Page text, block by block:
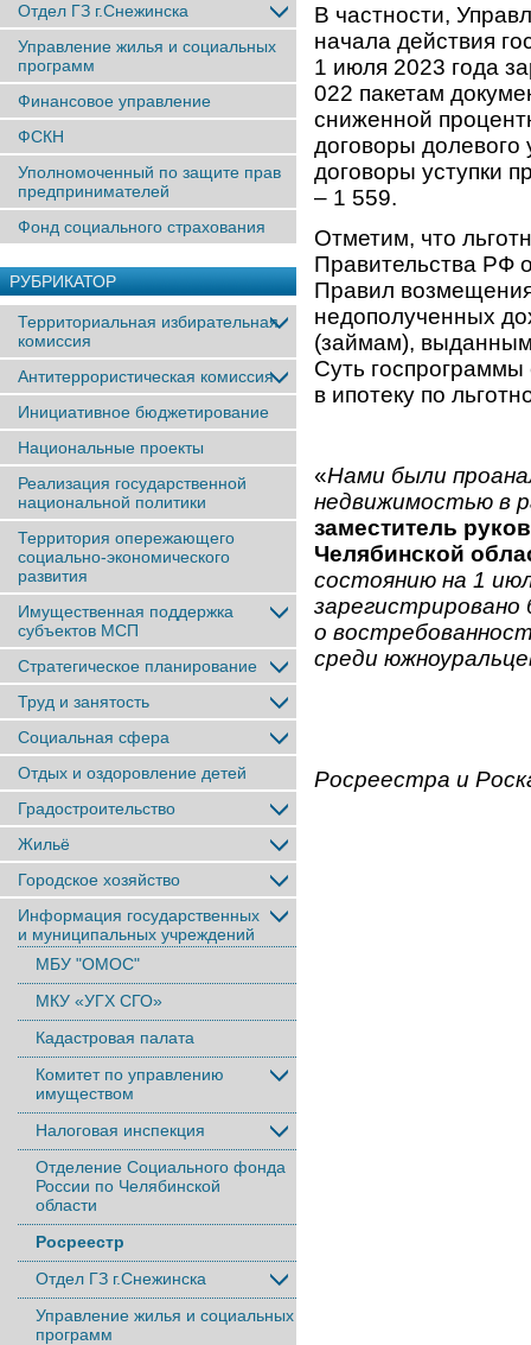
Отдел ГЗ г.Снежинска
Управление жилья и социальных
программ
Финансовое управление
ФСКН
Уполномоченный по защите прав
предпринимателей
Фонд социального страхования
РУБРИКАТОР
Территориальная избирательная
комиссия
Антитеррористическая комиссия
Инициативное бюджетирование
Национальные проекты
Реализация государственной
национальной политики
Территория опережающего
социально-экономического
развития
Имущественная поддержка
субъектов МСП
Стратегическое планирование
Труд и занятость
Социальная сфера
Отдых и оздоровление детей
Градостроительство
Жильё
Городское хозяйство
Информация государственных
и муниципальных учреждений
МБУ "ОМОС"
МКУ «УГХ СГО»
Кадастровая палата
Комитет по управлению
имуществом
Налоговая инспекция
Отделение Социального фонда
России по Челябинской
области
Росреестр
Отдел ГЗ г.Снежинска
Управление жилья и социальных
программ
В частности,
начала действия
1 июля 2023 года
022 пакетам
сниженной
договоры долевого
договоры уступки
– 1 559.
Отметим, что
Правительства РФ
Правил
недополученных
(займам),
Суть госпрограммы
в ипотеку по
«Нами были
недвижимостью в
заместитель
Челябинской
состоянию на 1
о
среди
Росреестра и